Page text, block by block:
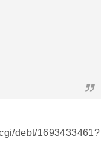
debt/1693433461?